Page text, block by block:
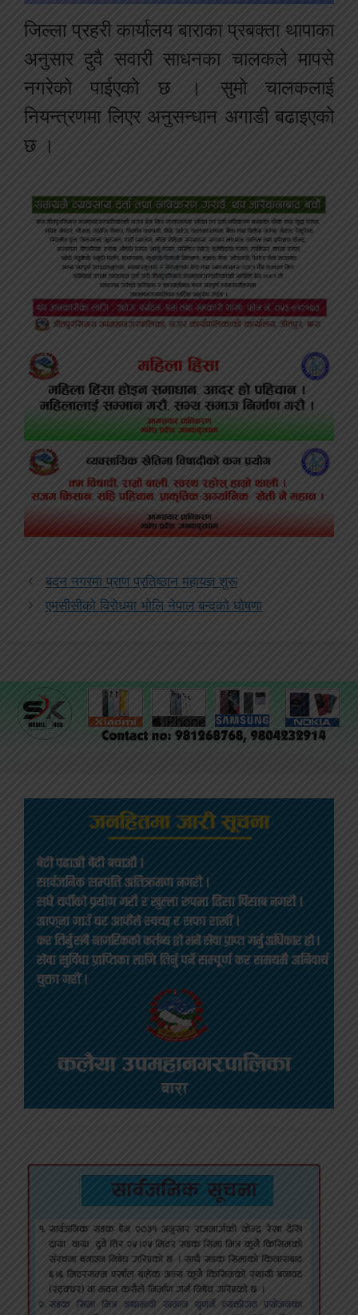
जिल्ला प्रहरी कार्यालय बाराका प्रबक्ता थापाका
अनुसार दुवै सवारी साधनका चालकले मापसे
नगरेको पाईएको छ । सुमो चालकलाई
नियन्त्रणमा लिएर अनुसन्धान अगाडी बढाइएको
छ ।
बदन नगरमा प्राण प्रतिष्ठान महायज्ञ शुरू
एमसीसीको विरोधमा भोलि नेपाल बन्दको घोषणा